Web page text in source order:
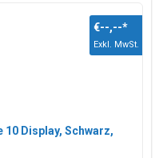
10 Display, Schwarz,
€--,--*
Exkl. MwSt.